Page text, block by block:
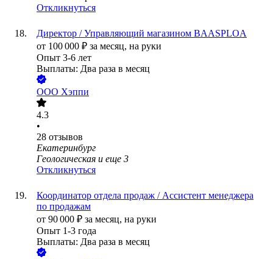
Откликнуться
Директор / Управляющий магазином BAASPLOA
от 100 000 ₽ за месяц, на руки
Опыт 3-6 лет
Выплаты: Два раза в месяц
ООО Хэппи
4.3
•
28 отзывов
Екатеринбург
Геологическая и еще 3
Откликнуться
Координатор отдела продаж / Ассистент менеджера
по продажам
от 90 000 ₽ за месяц, на руки
Опыт 1-3 года
Выплаты: Два раза в месяц